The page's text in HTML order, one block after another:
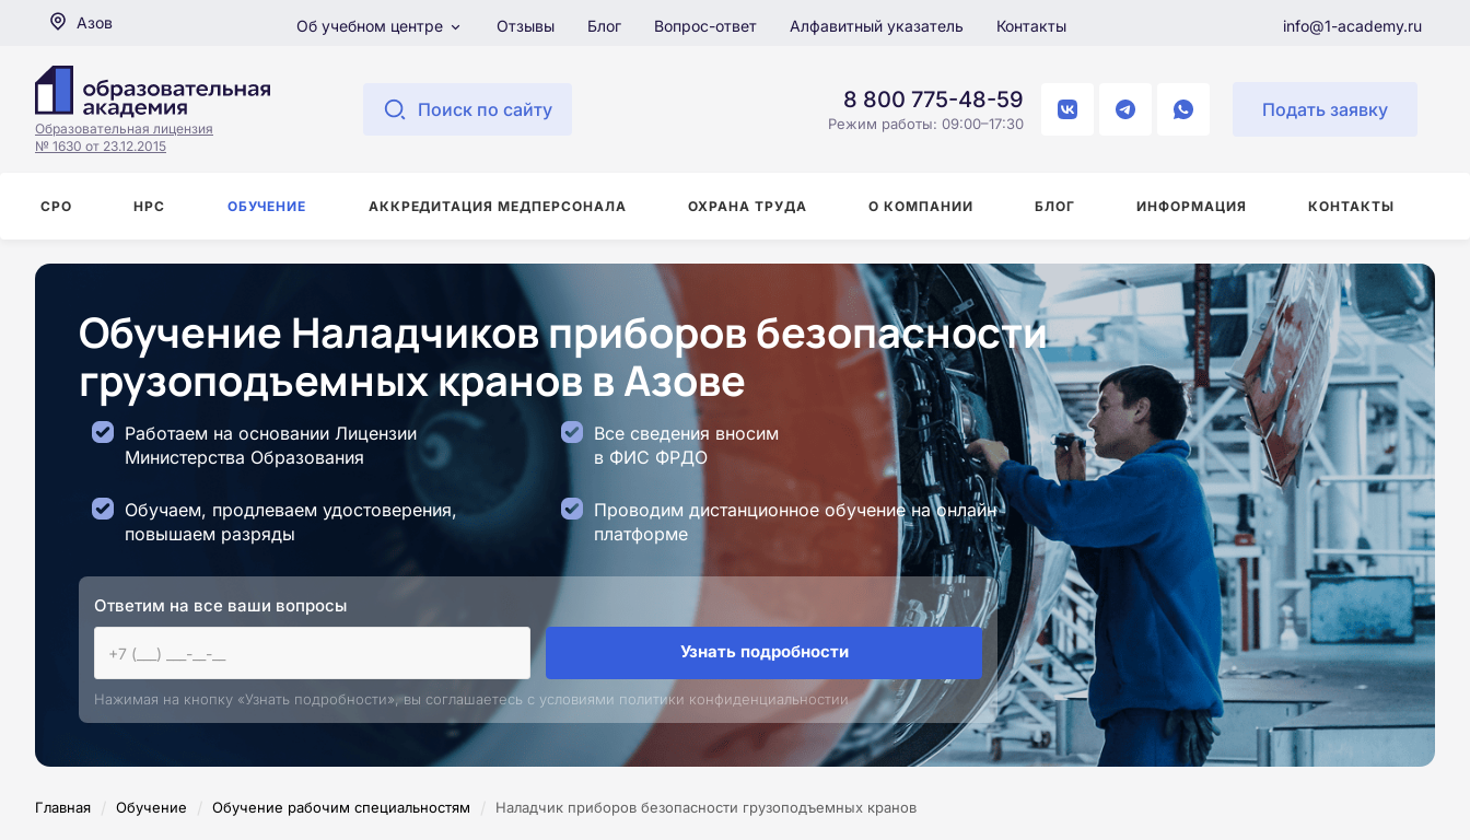
Азов Об учебном центре Отзывы Блог Вопрос-ответ Алфавитный указатель Контакты info@1-academy.ru
Образовательная лицензия
№ 1630 от 23.12.2015
Поиск по сайту 8 800 775-48-59
Режим работы: 09:00–17:30
Подать заявку
СРО НРС ОБУЧЕНИЕ АККРЕДИТАЦИЯ МЕДПЕРСОНАЛА ОХРАНА ТРУДА О КОМПАНИИ БЛОГ ИНФОРМАЦИЯ КОНТАКТЫ
Обучение Наладчиков приборов безопасности
грузоподъемных кранов в Азове
Работаем на основании Лицензии
Министерства Образования
Все сведения вносим
в ФИС ФРДО
Обучаем, продлеваем удостоверения,
повышаем разряды
Проводим дистанционное обучение на онлайн
платформе
Ответим на все ваши вопросы
Узнать подробности
Нажимая на кнопку «Узнать подробности», вы соглашаетесь с условиями политики конфиденциальностии
Главная / Обучение / Обучение рабочим специальностям / Наладчик приборов безопасности грузоподъемных кранов